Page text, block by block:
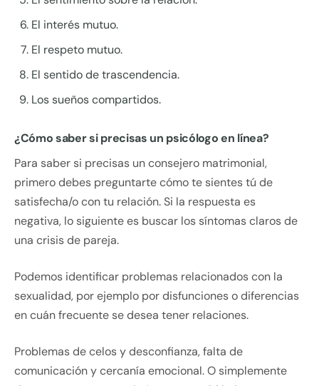
El interés mutuo.
El respeto mutuo.
El sentido de trascendencia.
Los sueños compartidos.
¿Cómo saber si precisas un psicólogo en línea?
Para saber si precisas un consejero matrimonial,
primero debes preguntarte cómo te sientes tú de
satisfecha/o con tu relación. Si la respuesta es
negativa, lo siguiente es buscar los síntomas claros de
una crisis de pareja.
Podemos identificar problemas relacionados con la
sexualidad, por ejemplo por disfunciones o diferencias
en cuán frecuente se desea tener relaciones.
Problemas de celos y desconfianza, falta de
comunicación y cercanía emocional. O simplemente